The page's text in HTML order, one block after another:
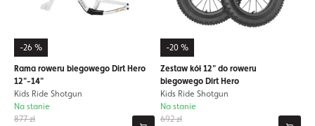
-26 %
Rama roweru biegowego Dirt Hero
12"-14"
Kids Ride Shotgun
877 zł
Na stanie
-20 %
Zestaw kół 12" do roweru
biegowego Dirt Hero
Kids Ride Shotgun
692 zł
Na stanie